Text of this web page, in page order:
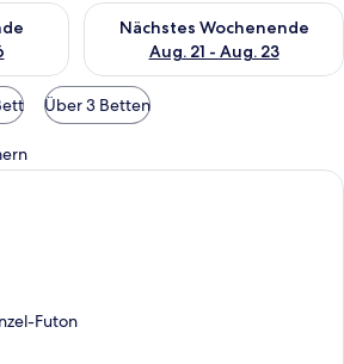
für dieses Wochenende, Aug. 14
Nächstes Wochenende
Aug. 21 - Aug. 23
Überprüfe die Verfügbarkeit
Über 3 Betten
Allergikerbettwaren, Schreibtisch,
Futon